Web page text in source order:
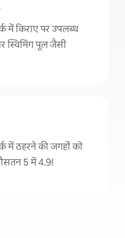
में किराए पर उपलब्ध
स्विमिंग पूल जैसी
में ठहरने की जगहों को
5 में 4.9!